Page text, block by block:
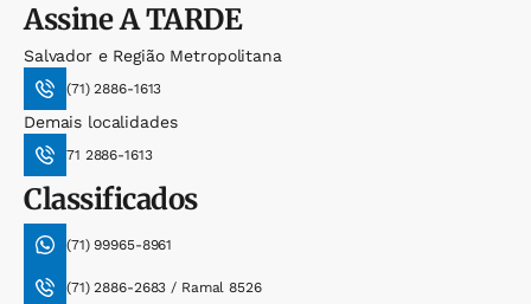
AssineA TARDE
Salvador e Região Metropolitana
(71) 2886-1613
Demais localidades
71 2886-1613
Classificados
(71) 99965-8961
(71) 2886-2683 / Ramal 8526